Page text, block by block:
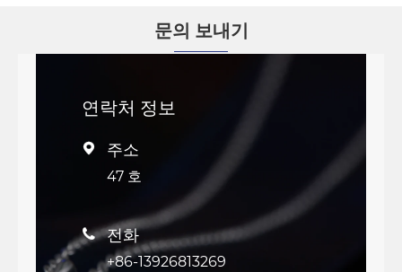
문의 보내기
연락처 정보
 주소
47 호
 전화
+86-13926813269